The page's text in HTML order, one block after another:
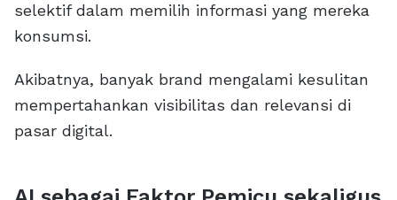
selektif dalam memilih informasi yang mereka
konsumsi.
Akibatnya, banyak brand mengalami kesulitan
mempertahankan visibilitas dan relevansi di
pasar digital.